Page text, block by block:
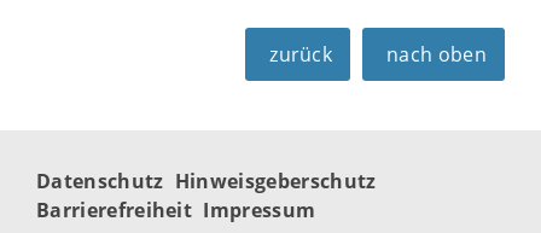
zurück nach oben
Datenschutz Hinweisgeberschutz
Barrierefreiheit Impressum